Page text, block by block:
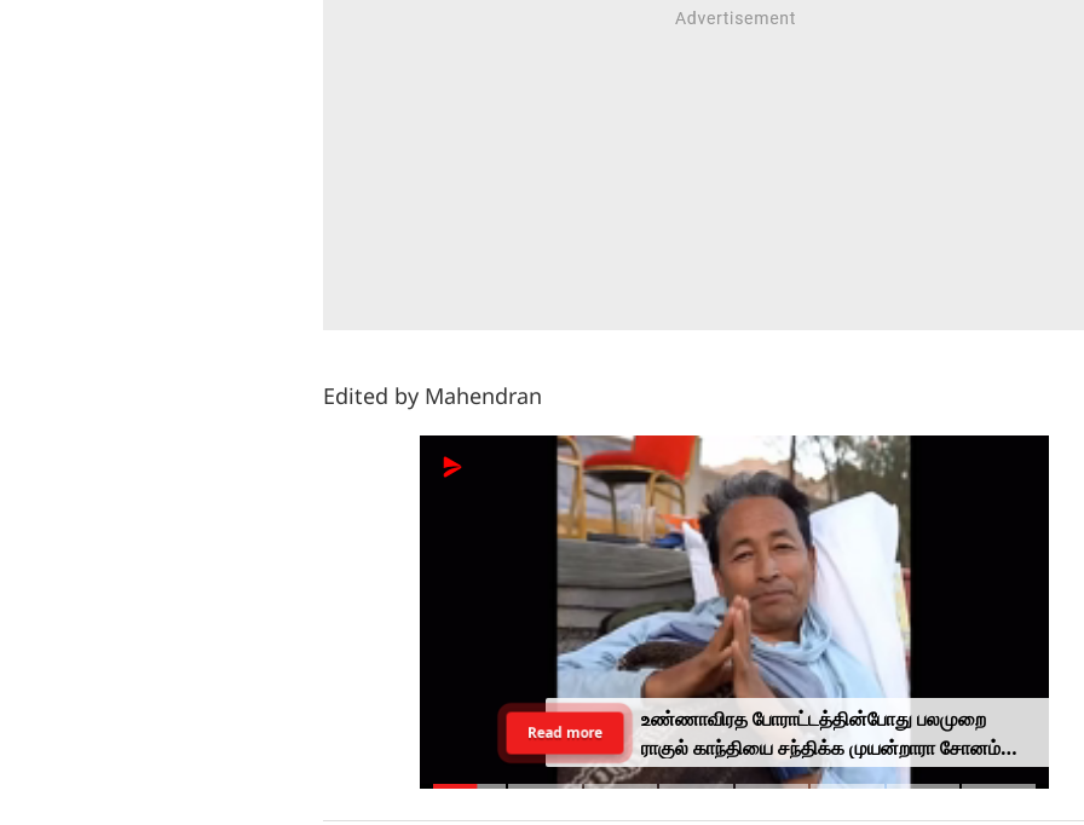
Edited by Mahendran
உண்ணாவிரத போராட்டத்தின்போது பலமுறை
ராகுல் காந்தியை சந்திக்க முயன்றாரா சோனம்
வாங்சுக் மனைவி.. ஆனால் பலனில்லை...
Read more